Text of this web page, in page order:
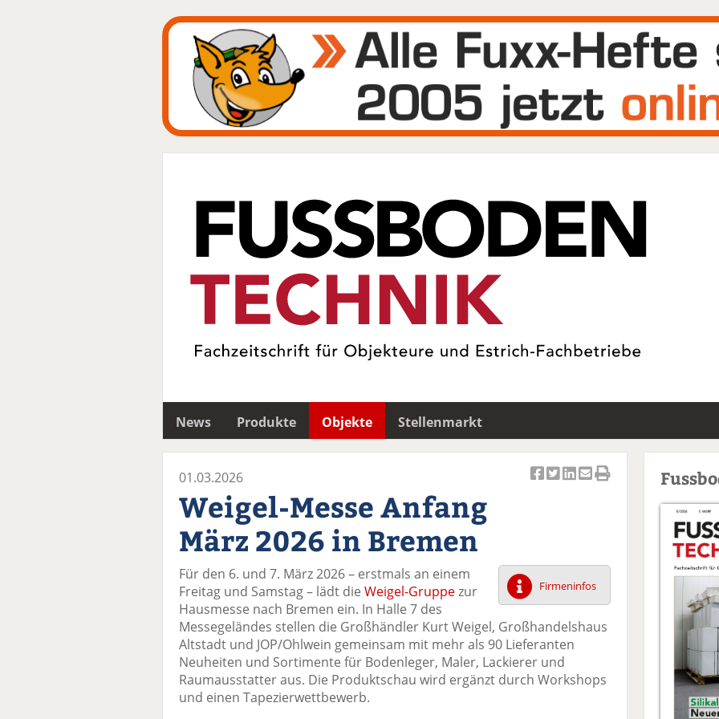
News Produkte Objekte
Stellenmarkt
a
uf
F
e
b
o
o
t
wi
tt
n
a
uf
Li
k
e
di
n
p
er
E
ai
er
D
ru
ck
n
01.03.2026
Weigel-Messe Anfang
März 2026 in Bremen
Firmeninfos
Für den 6. und 7. März 2026 – erstmals an einem
Freitag und Samstag – lädt die Weigel-Gruppezur
Hausmesse nach Bremen ein. In Halle 7 des
Messegeländes stellen die Großhändler Kurt Weigel, Großhandelshaus
Altstadt und JOP/Ohlwein gemeinsam mit mehr als 90 Lieferanten
Neuheiten und Sortimente für Bodenleger, Maler, Lackierer und
Raumausstatter aus. Die Produktschau wird ergänzt durch Workshops
und einen Tapezierwettbewerb.